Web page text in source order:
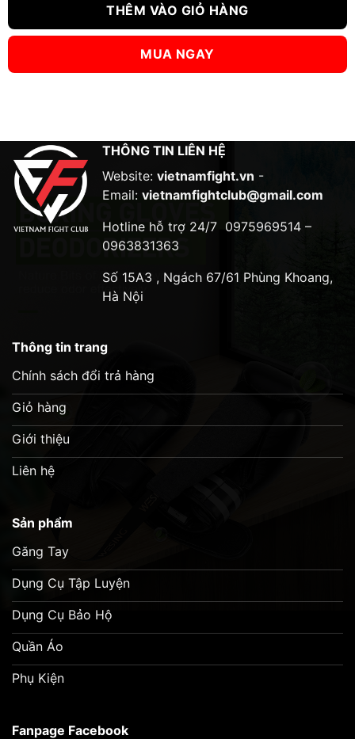
THÊM VÀO GIỎ HÀNG
MUA NGAY
THÔNG TIN LIÊN HỆ
Website: vietnamfight.vn -
Email: vietnamfightclub@gmail.com
Hotline hỗ trợ 24/7 0975969514 –
0963831363
Số 15A3 , Ngách 67/61 Phùng Khoang,
Hà Nội
Thông tin trang
Chính sách đổi trả hàng
Giỏ hàng
Giới thiệu
Liên hệ
Sản phẩm
Găng Tay
Dụng Cụ Tập Luyện
Dụng Cụ Bảo Hộ
Quần Áo
Phụ Kiện
Fanpage Facebook